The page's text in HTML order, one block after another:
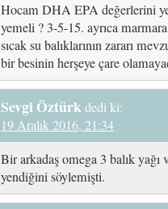
Hocam DHA EPA değerlerini
yemeli ? 3-5-15. ayrıca
sıcak su balıklarının zararı
bir besinin herşeye çare
Sevgi Öztürkdedi ki:
19 Aralık 2016, 21:34
Bir arkadaş omega 3 balık
yendiğini söylemişti.